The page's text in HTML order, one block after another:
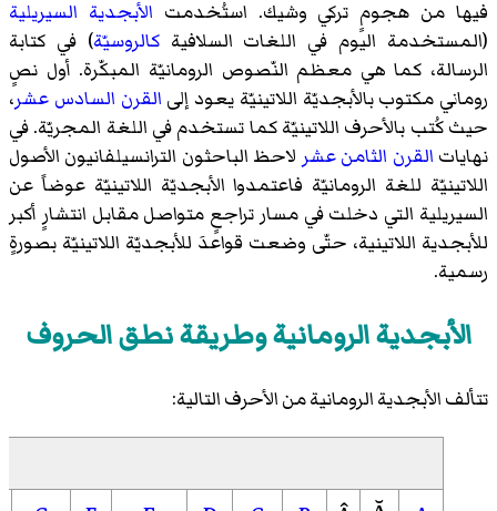
فيها من هجومٍ تركي وشيك. استُخدمت الأبجدية السيريلية
(المستخدمة اليوم في اللغات السلافيةكالروسيّة) في كتابة
الرسالة، كما هي معظم النّصوص الرومانيّة المبكّرة. أول نصٍ
روماني مكتوب بالأبجديّة اللاتينيّة يعود إلى القرن السادس عشر،
حيث كُتب بالأحرف اللاتينيّة كما تستخدم في اللغة المجريّة. في
نهايات القرن الثامن عشر لاحظ الباحثون الترانسيلفانيون الأصول
اللاتينيّة للغة الرومانيّة فاعتمدوا الأبجديّة اللاتينيّة عوضاً عن
السيريلية التي دخلت في مسار تراجعٍ متواصل مقابل انتشارٍ أكبر
للأبجدية اللاتينية، حتّى وضعت قواعدَ للأبجديّة اللاتينيّة بصورةٍ
رسمية.
الأبجدية الرومانية وطريقة نطق الحروف
تتألف الأبجدية الرومانية من الأحرف التالية: